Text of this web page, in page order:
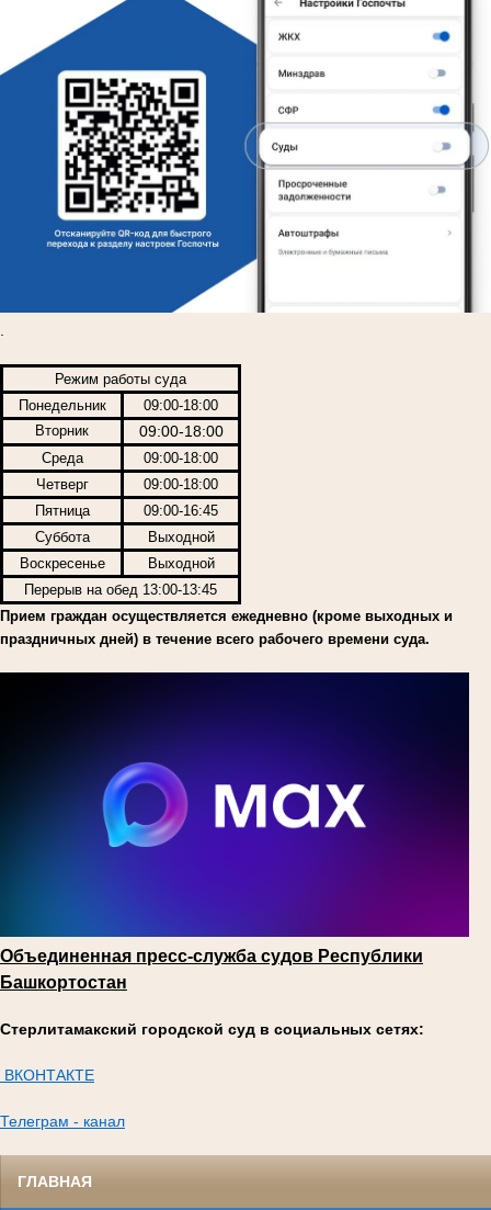
Режим работы суда
Понедельник
09:00-18:00
Вторник
09:00-18:00
Среда
09:00-18:00
Четверг
09:00-18:00
Пятница
09:00-16:45
Суббота
Выходной
Воскресенье
Выходной
Перерыв на обед 13:00-13:45
Прием граждан осуществляется ежедневно (кроме выходных и
праздничных дней) в течение всего рабочего времени суда.
Объединенная пресс-служба судов Республики
Башкортостан
Стерлитамакский городской суд в социальных сетях:
ВКОНТАКТЕ
Телеграм - канал
ГЛАВНАЯ